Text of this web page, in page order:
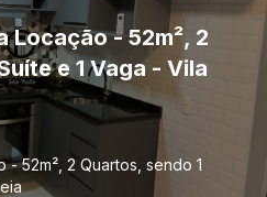
Locação - 52m², 2
e 1 Vaga - Vila
52m², 2 Quartos, sendo 1